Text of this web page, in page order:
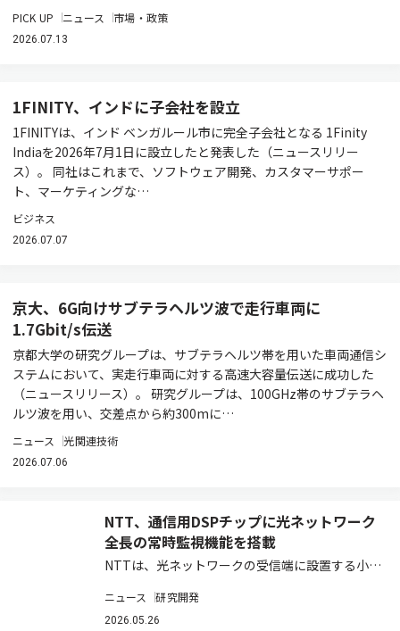
PICK UP ニュース 市場・政策
2026.07.13
1FINITY、インドに子会社を設立
1FINITYは、インド ベンガルール市に完全子会社となる 1Finity
Indiaを2026年7月1日に設立したと発表した（ニュースリリー
ス）。 同社はこれまで、ソフトウェア開発、カスタマーサポー
ト、マーケティングな…
ビジネス
2026.07.07
京大、6G向けサブテラヘルツ波で走行車両に
1.7Gbit/s伝送
京都大学の研究グループは、サブテラヘルツ帯を用いた車両通信シ
ステムにおいて、実走行車両に対する高速大容量伝送に成功した
（ニュースリリース）。 研究グループは、100GHz帯のサブテラヘ
ルツ波を用い、交差点から約300mに…
ニュース 光関連技術
2026.07.06
NTT、通信用DSPチップに光ネットワーク
全長の常時監視機能を搭載
NTTは、光ネットワークの受信端に設置する小型
ーク全長の状態を可視化する機能を、世界で初め
て通信用デジタル信号処理チップに搭載したと発
ニュース 研究開発
2026.05.26